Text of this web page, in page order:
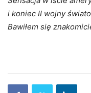
i koniec II wojny
Bawiłem się